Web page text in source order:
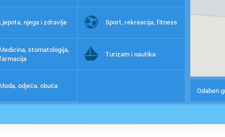
njega i zdravlje
stomatologija,
odjeća, obuća
Sport, rekreacija, fitness
Turizam i nautika
Odaberi